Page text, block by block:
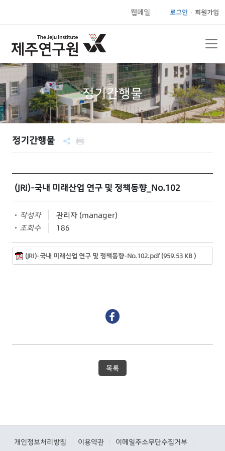
웹메일 로그인 회원가입
정기간행물
정기간행물
(JRI)-국내 미래산업 연구 및 정책동향_No.102
작성자
관리자 (manager)
조회수
186
(JRI)-국내 미래산업 연구 및 정책동향-No.102.pdf (959.53 KB )
목록
개인정보처리방침 이용약관 이메일주소무단수집거부